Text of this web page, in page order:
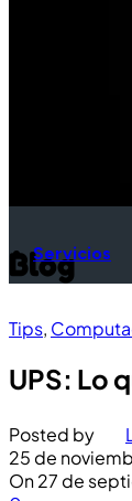
Servicios
Blog
Tips,
UPS: Lo
Posted by
25 de
On 27 de